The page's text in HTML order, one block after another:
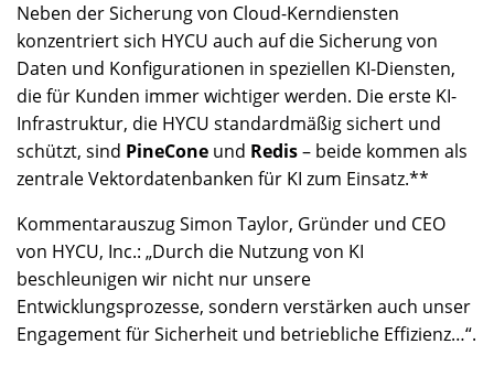
Neben der Sicherung von Cloud-Kerndiensten
konzentriert sich HYCU auch auf die Sicherung von
Daten und Konfigurationen in speziellen KI-Diensten,
die für Kunden immer wichtiger werden. Die erste KI-
Infrastruktur, die HYCU standardmäßig sichert und
schützt, sind PineCone und Redis– beide kommen als
zentrale Vektordatenbanken für KI zum Einsatz.**
Kommentarauszug Simon Taylor, Gründer und CEO
von HYCU, Inc.: „Durch die Nutzung von KI
beschleunigen wir nicht nur unsere
Entwicklungsprozesse, sondern verstärken auch unser
Engagement für Sicherheit und betriebliche Effizienz…“.